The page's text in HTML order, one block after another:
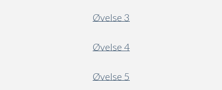
Øvelse 3
Øvelse 4
Øvelse 5